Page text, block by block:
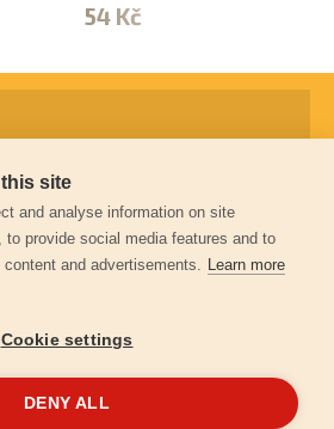
54 Kč
údajů
site
and analyse information on site
to provide social media features and to
and advertisements. Learn more
Cookie settings
DENY ALL